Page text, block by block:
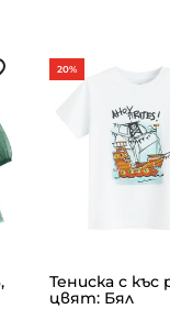
20%
Тениска с къс
цвят: Бял